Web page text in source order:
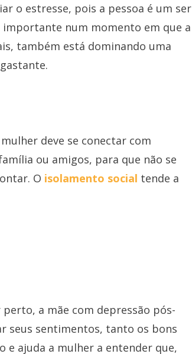
o estresse, pois a pessoa é um ser
num momento em que a
também está dominando uma
deve se conectar com
ou amigos, para que não se
O isolamento social tende a
a mãe com depressão pós-
seus sentimentos, tanto os bons
e ajuda a mulher a entender que,